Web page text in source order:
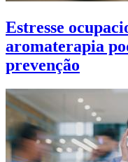
​​Estresse
aromaterapia
prevenção